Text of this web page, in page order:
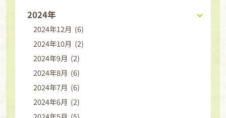
2024年
2024年12月 (6)
2024年10月 (2)
2024年9月 (2)
2024年8月 (6)
2024年7月 (6)
2024年6月 (2)